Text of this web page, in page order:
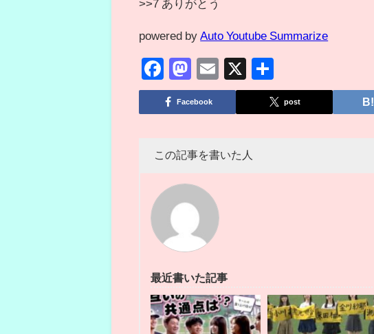
>>7 ありがとう
powered by Auto Youtube Summarize
Facebook
Mastodon
Email
X
有
Facebook post
この記事を書いた人
最近書いた記事